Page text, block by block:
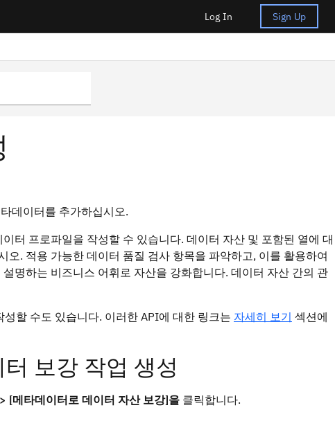
Log In Sign Up
데이터를 추가하십시오.
터 프로파일을 작성할 수 있습니다. 데이터 자산 및 포함된 열에 대
. 적용 가능한 데이터 품질 검사 항목을 파악하고, 이를 활용하여
명하는 비즈니스 어휘로 자산을 강화합니다. 데이터 자산 간의 관
할 수도 있습니다. 이러한 API에 대한 링크는 자세히 보기 섹션에
보강 작업 생성
[메타데이터로 데이터 자산 보강]을 클릭합니다.